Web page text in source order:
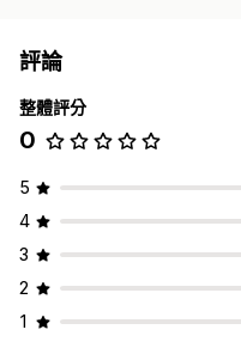
評論
整體評分
0
5
4
3
2
1